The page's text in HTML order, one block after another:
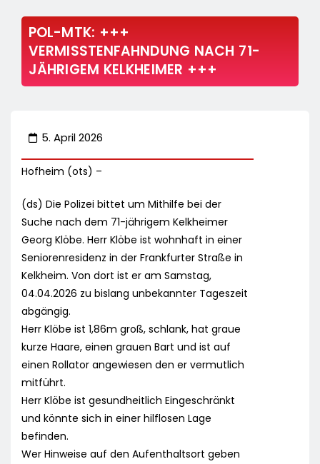
POL-MTK: +++
VERMISSTENFAHNDUNG NACH 71-
JÄHRIGEM KELKHEIMER +++
5. April 2026
Hofheim (ots) –
(ds) Die Polizei bittet um Mithilfe bei der
Suche nach dem 71-jährigem Kelkheimer
Georg Klöbe. Herr Klöbe ist wohnhaft in einer
Seniorenresidenz in der Frankfurter Straße in
Kelkheim. Von dort ist er am Samstag,
04.04.2026 zu bislang unbekannter Tageszeit
abgängig.
Herr Klöbe ist 1,86m groß, schlank, hat graue
kurze Haare, einen grauen Bart und ist auf
einen Rollator angewiesen den er vermutlich
mitführt.
Herr Klöbe ist gesundheitlich Eingeschränkt
und könnte sich in einer hilflosen Lage
befinden.
Wer Hinweise auf den Aufenthaltsort geben